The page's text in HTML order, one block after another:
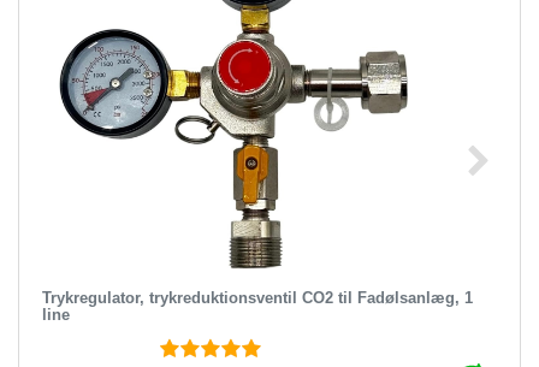
Trykregulator, trykreduktionsventil CO2 til Fadølsanlæg, 1
line